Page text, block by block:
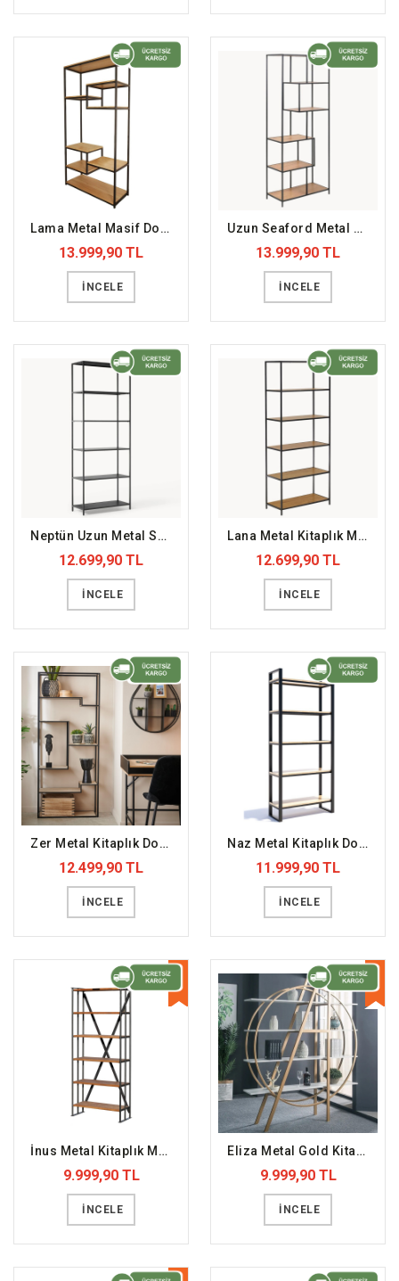
Lama Metal Masif Doğal Kitaplık (DFFKT17)
13.999,90 TL
İNCELE
Uzun Seaford Metal Kitaplık (DFFKT32)
13.999,90 TL
İNCELE
Neptün Uzun Metal Saclı Kitaplık (DFFKT14)
12.699,90 TL
İNCELE
Lana Metal Kitaplık Masif Raf (DFFKT22)
12.699,90 TL
İNCELE
Zer Metal Kitaplık Doğal Masif Raf (DFFKT27)
12.499,90 TL
İNCELE
Naz Metal Kitaplık Doğal Masif Ahşap (DFFKT20)
11.999,90 TL
İNCELE
İnus Metal Kitaplık Masif Doğal Dosya Rafı (DFFKT3)
9.999,90 TL
İNCELE
Eliza Metal Gold Kitaplık (DFFKT30)
9.999,90 TL
İNCELE